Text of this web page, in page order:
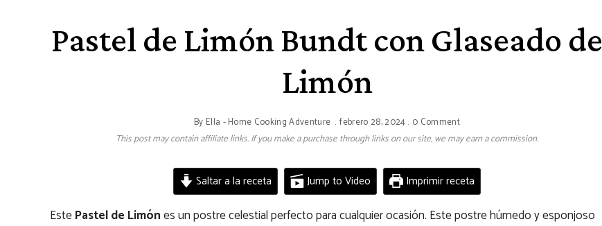
Pastel de Limón Bundt con Glaseado de
Limón
By Ella - Home Cooking Adventure febrero 28, 2024 0 Comment
This post may contain affiliate links. If you make a purchase through links on our site, we may earn a commission.
Saltar a la receta Jump to Video Imprimir receta
EstePastel de Limónes un postre celestial perfecto para cualquier ocasión. Este postre húmedo y esponjoso